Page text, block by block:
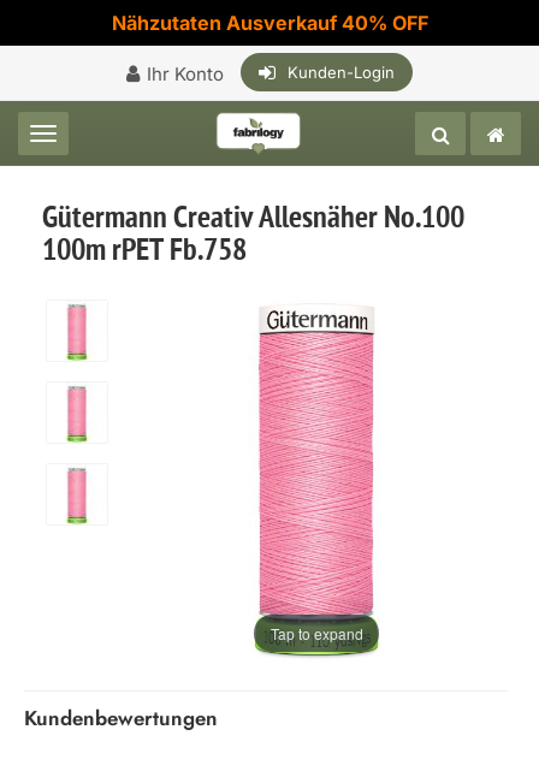
Nähzutaten Ausverkauf 40% OFF
Ihr Konto Kunden-Login
Toggle navigation
Gütermann Creativ Allesnäher No.100
100m rPET Fb.758
Tap to expand
Kundenbewertungen